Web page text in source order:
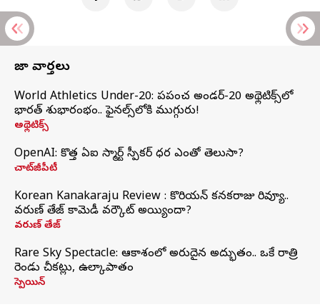
తాజా వార్తలు
World Athletics Under-20: ప్రపంచ అండర్-20 అథ్లెటిక్స్‌లో
భారత్‌ శుభారంభం.. ఫైనల్స్‌లోకి ముగ్గురు!
అథ్లెటిక్స్
OpenAI: కొత్త ఏఐ స్మార్ట్ స్పీకర్ ధర ఎంతో తెలుసా?
చాట్‌జీపీటీ
Korean Kanakaraju Review : కొరియన్ కనకరాజు రివ్యూ..
వరుణ్ తేజ్ కామెడీ వర్కౌట్ అయ్యిందా?
వరుణ్ తేజ్
Rare Sky Spectacle: ఆకాశంలో అరుదైన అద్భుతం.. ఒకే రాత్రి
రెండు చీకట్లు, ఉల్కాపాతం
స్పెయిన్